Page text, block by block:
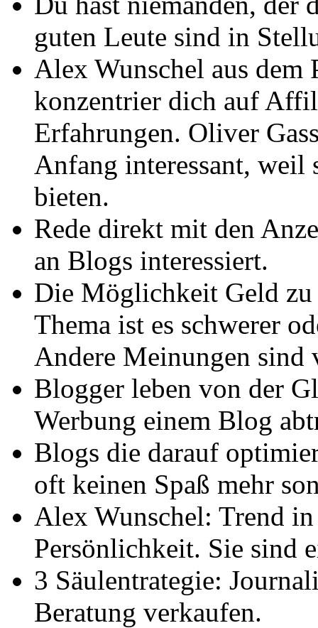
guten Leute sind in
Alex Wunschel aus
konzentrier dich auf
Erfahrungen. Oliver
Anfang interessant, weil
bieten.
Rede direkt mit den
an Blogs interessiert.
Die Möglichkeit Geld zu
Thema ist es schwerer
Andere Meinungen sind
Blogger leben von der
Werbung einem Blog
Blogs die darauf
oft keinen Spaß mehr
Alex Wunschel: Trend
Persönlichkeit. Sie sind
3 Säulentrategie:
Beratung verkaufen.